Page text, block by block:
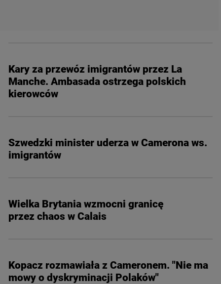
Kary za przewóz imigrantów przez La
Manche. Ambasada ostrzega polskich
kierowców
Szwedzki minister uderza w Camerona ws.
imigrantów
Wielka Brytania wzmocni granicę
przez chaos w Calais
Kopacz rozmawiała z Cameronem. "Nie ma
mowy o dyskryminacji Polaków"